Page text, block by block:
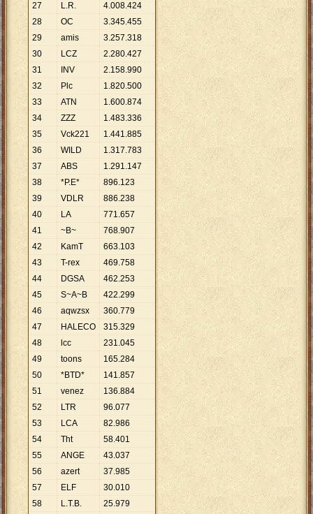
27
L.R. 4.008.424
28
OC 3.345.455
29
amis 3.257.318
30
LCZ 2.280.427
31
INV 2.158.990
32
Plc 1.820.500
33
ATN 1.600.874
34
ZZZ 1.483.336
35
Vck221 1.441.885
36
WILD 1.317.783
37
ABS 1.291.147
38
*P.E* 896.123
39
VDLR 886.238
40
LA 771.657
41
~B~ 768.907
42
KamT 663.103
43
T-rex 469.758
44
DGSA 462.253
45
S~A~B 422.299
46
aqwzsx 360.779
47
HALECO 315.329
48
lcc 231.045
49
toons 165.284
50
*BTD* 141.857
51
venez 136.884
52
LTR 96.077
53
LCA 82.986
54
Tht 58.401
55
ANGE 43.037
56
azert 37.985
57
ELF 30.010
58
L.T.B. 25.979